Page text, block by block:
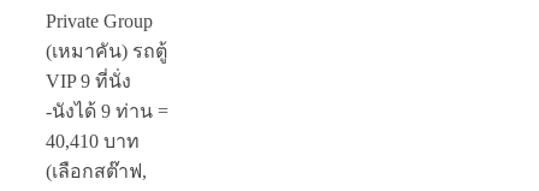
Private Group
(เหมาคัน) รถตู้
VIP 9 ที่นั่ง
-นังได้ 9 ท่าน =
40,410 บาท
(เลือกสต๊าฟ,